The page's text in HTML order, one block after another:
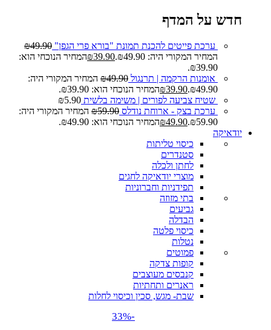
חדש על המדף
ערכת פייטים להכנת תמונת "בורא פרי הגפן" ₪49.90
המחיר המקורי היה: ₪49.90.
₪39.90
המחיר הנוכחי הוא:
₪39.90.
אומנות הרקמה | תרנגול
₪49.90
המחיר המקורי היה:
₪49.90.
₪39.90
המחיר הנוכחי הוא: ₪39.90.
שטיח צביעה לפורים | משימה בלשית
₪5.90
ערכת בצק - ארוחת נודלס
₪59.90
המחיר המקורי היה:
₪59.90.
₪49.90
המחיר הנוכחי הוא: ₪49.90.
יודאיקה
כיסוי טליתות
סטנדרים
לחתן ולכלה
מוצרי יודאיקה לחגים
תפידניות וחברוניות
בתי מזוזה
גביעים
הבדלה
כיסוי פלטה
נטלות
פמוטים
קופות צדקה
קנבסים מעוצבים
ראנרים ותחתיות
שבת- מגש, סכין וכיסוי לחלות
-33%